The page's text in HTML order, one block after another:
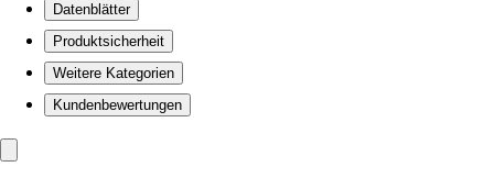
Datenblätter
Produktsicherheit
Weitere Kategorien
Kundenbewertungen